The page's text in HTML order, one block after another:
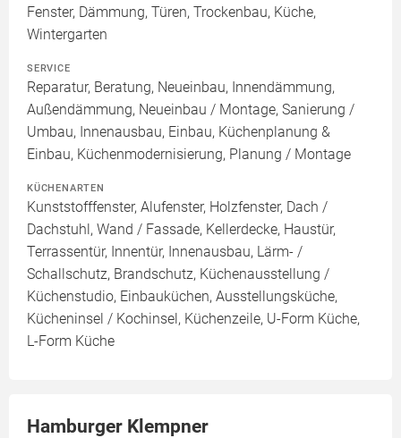
Fenster, Dämmung, Türen, Trockenbau, Küche,
Wintergarten
SERVICE
Reparatur, Beratung, Neueinbau, Innendämmung,
Außendämmung, Neueinbau / Montage, Sanierung /
Umbau, Innenausbau, Einbau, Küchenplanung &
Einbau, Küchenmodernisierung, Planung / Montage
KÜCHENARTEN
Kunststofffenster, Alufenster, Holzfenster, Dach /
Dachstuhl, Wand / Fassade, Kellerdecke, Haustür,
Terrassentür, Innentür, Innenausbau, Lärm- /
Schallschutz, Brandschutz, Küchenausstellung /
Küchenstudio, Einbauküchen, Ausstellungsküche,
Kücheninsel / Kochinsel, Küchenzeile, U-Form Küche,
L-Form Küche
Hamburger Klempner